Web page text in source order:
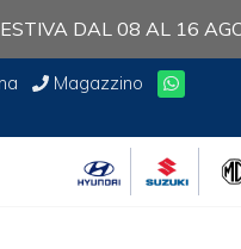
DAL 08 AL 16
Magazzino